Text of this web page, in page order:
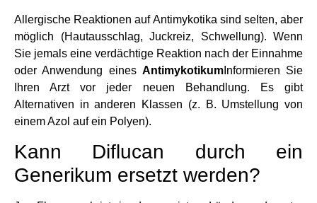
Allergische Reaktionen auf Antimykotika sind selten, aber
möglich (Hautausschlag, Juckreiz, Schwellung). Wenn
Sie jemals eine verdächtige Reaktion nach der Einnahme
oder Anwendung eines AntimykotikumInformieren Sie
Ihren Arzt vor jeder neuen Behandlung. Es gibt
Alternativen in anderen Klassen (z. B. Umstellung von
einem Azol auf ein Polyen).
Kann Diflucan durch ein
Generikum ersetzt werden?